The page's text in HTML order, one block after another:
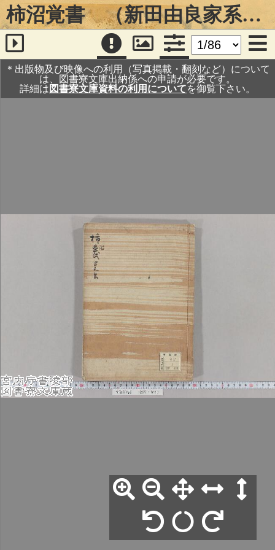
柿沼覚書 （新田由良家系図并関係文書・１巻）
＊出版物及び映像への利用（写真掲載・翻刻など）について
は、図書寮文庫出納係への申請が必要です。
詳細は 図書寮文庫資料の利用についてを御覧下さい。